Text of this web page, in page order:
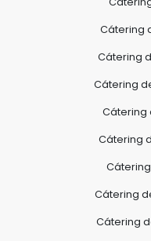
Cátering
Cátering
Cátering
Cátering
Cátering
Cátering
Cátering